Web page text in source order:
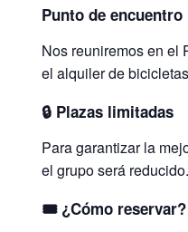
Punto de encuentro
Nos reuniremos en el
el alquiler de
🔒 Plazas limitadas
Para garantizar la
el grupo será reducido.
🎟️ ¿Cómo reservar?